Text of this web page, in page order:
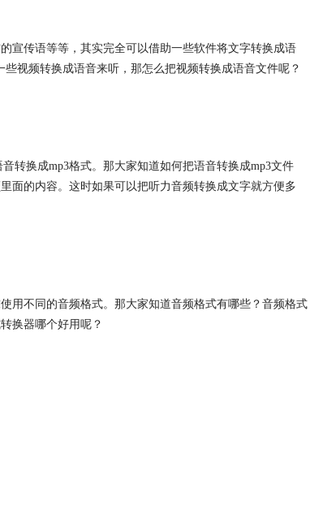
宣传语等等，其实完全可以借助一些软件将文字转换成语
视频转换成语音来听，那怎么把视频转换成语音文件呢？
转换成mp3格式。那大家知道如何把语音转换成mp3文件
面的内容。这时如果可以把听力音频转换成文字就方便多
用不同的音频格式。那大家知道音频格式有哪些？音频格式
换器哪个好用呢？